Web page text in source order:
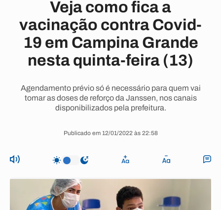
Veja como fica a
vacinação contra Covid-
19 em Campina Grande
nesta quinta-feira (13)
Agendamento prévio só é necessário para quem vai
tomar as doses de reforço da Janssen, nos canais
disponibilizados pela prefeitura.
Publicado em 12/01/2022 às 22:58